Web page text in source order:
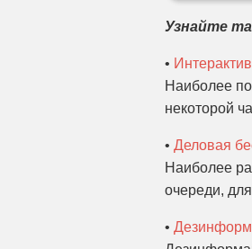
Узнайте
•
Наиболее
некоторой
• Деловая
Наиболее
очереди,
•